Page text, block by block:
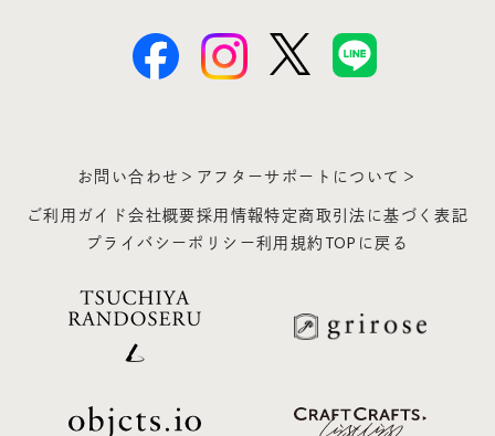
お問い合わせ＞ アフターサポートについて＞
ご利用ガイド会社概要採用情報特定商取引法に基づく表記
プライバシーポリシー利用規約 TOPに戻る